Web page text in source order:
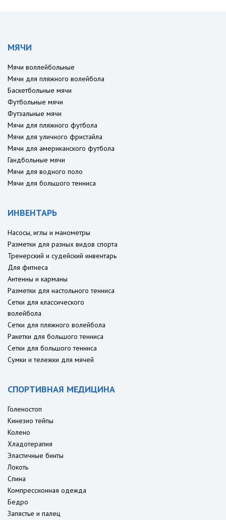
МЯЧИ
Мячи воллейбольные
Мячи для пляжного волейбола
Баскетбольные мячи
Футбольные мячи
Футзальные мячи
Мячи для пляжного футбола
Мячи для уличного фристайла
Мячи для американского футбола
Гандбольные мячи
Мячи для водного поло
Мячи для большого тенниса
ИНВЕНТАРЬ
Насосы, иглы и манометры
Разметки для разных видов спорта
Тренерский и судейский инвентарь
Для фитнеса
Антенны и карманы
Разметки для настольного тенниса
Сетки для классического
волейбола
Сетки для пляжного волейбола
Ракетки для большого тенниса
Сетки для большого тенниса
Сумки и тележки для мячей
СПОРТИВНАЯ МЕДИЦИНА
Голеностоп
Кинезио тейпы
Колено
Хладотерапия
Эластичные бинты
Локоть
Спина
Компрессионная одежда
Бедро
Запястье и палец